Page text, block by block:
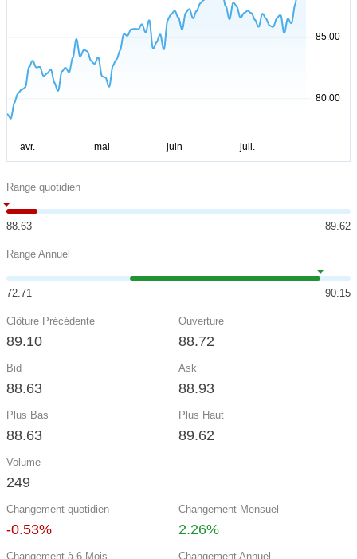
Range quotidien
88.63 89.62
Range Annuel
72.71 90.15
Clôture Précédente
89.10
Ouverture
88.72
Bid
88.63
Ask
88.93
Plus Bas
88.63
Plus Haut
89.62
Volume
249
Changement quotidien
-0.53%
Changement Mensuel
2.26%
Changement à 6 Mois Changement Annuel